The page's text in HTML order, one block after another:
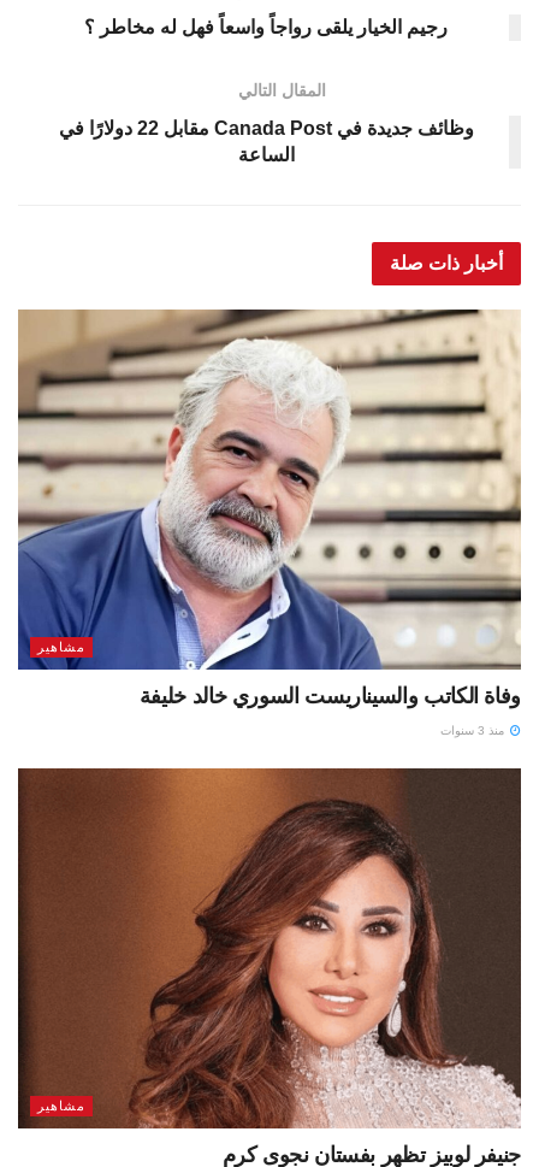
رجيم الخيار يلقى رواجاً واسعاً فهل له مخاطر ؟
المقال التالي
وظائف جديدة في Canada Post مقابل 22 دولارًا في
الساعة
أخبار ذات صلة
مشاهير
وفاة الكاتب والسيناريست السوري خالد خليفة
منذ 3 سنوات
مشاهير
جنيفر لوبيز تظهر بفستان نجوى كرم